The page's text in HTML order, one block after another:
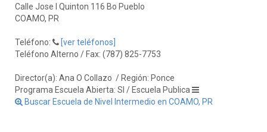
Calle Jose I Quinton 116 Bo Pueblo
COAMO, PR
Teléfono:
[ver teléfonos]
Teléfono Alterno / Fax: (787) 825-7753
Director(a): Ana O Collazo / Región: Ponce
Programa Escuela Abierta: SI / Escuela Publica
Buscar Escuela de Nivel Intermedio en COAMO, PR